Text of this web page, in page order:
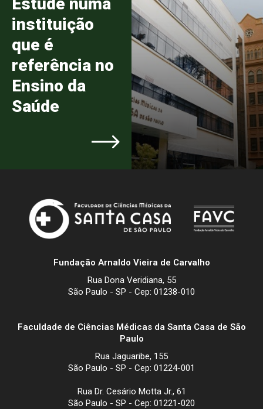
instituição
que é
referência no
Ensino da
Saúde
Fundação Arnaldo Vieira de Carvalho
Rua Dona Veridiana, 55
São Paulo - SP - Cep: 01238-010
Faculdade de Ciências Médicas da Santa Casa de São
Paulo
Rua Jaguaribe, 155
São Paulo - SP - Cep: 01224-001
Rua Dr. Cesário Motta Jr., 61
São Paulo - SP - Cep: 01221-020